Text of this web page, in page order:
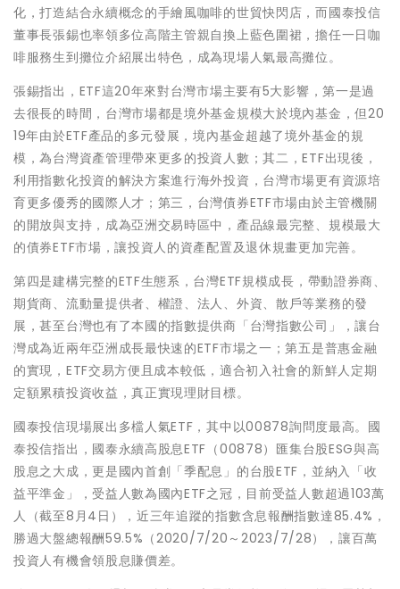
化，打造結合永續概念的手繪風咖啡的世貿快閃店，而國泰投信
董事長張錫也率領多位高階主管親自換上藍色圍裙，擔任一日咖
啡服務生到攤位介紹展出特色，成為現場人氣最高攤位。
張錫指出，ETF這20年來對台灣市場主要有5大影響，第一是過
去很長的時間，台灣市場都是境外基金規模大於境內基金，但20
19年由於ETF產品的多元發展，境內基金超越了境外基金的規
模，為台灣資產管理帶來更多的投資人數；其二，ETF出現後，
利用指數化投資的解決方案進行海外投資，台灣市場更有資源培
育更多優秀的國際人才；第三，台灣債券ETF市場由於主管機關
的開放與支持，成為亞洲交易時區中，產品線最完整、規模最大
的債券ETF市場，讓投資人的資產配置及退休規畫更加完善。
第四是建構完整的ETF生態系，台灣ETF規模成長，帶動證券商、
期貨商、流動量提供者、權證、法人、外資、散戶等業務的發
展，甚至台灣也有了本國的指數提供商「台灣指數公司」，讓台
灣成為近兩年亞洲成長最快速的ETF市場之一；第五是普惠金融
的實現，ETF交易方便且成本較低，適合初入社會的新鮮人定期
定額累積投資收益，真正實現理財目標。
國泰投信現場展出多檔人氣ETF，其中以00878詢問度最高。國
泰投信指出，國泰永續高股息ETF（00878）匯集台股ESG與高
股息之大成，更是國內首創「季配息」的台股ETF，並納入「收
益平準金」，受益人數為國內ETF之冠，目前受益人數超過103萬
人（截至8月4日），近三年追蹤的指數含息報酬指數達85.4%，
勝過大盤總報酬59.5%（2020/7/20～2023/7/28），讓百萬
投資人有機會領股息賺價差。